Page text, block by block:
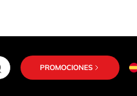
PROMOCIONES